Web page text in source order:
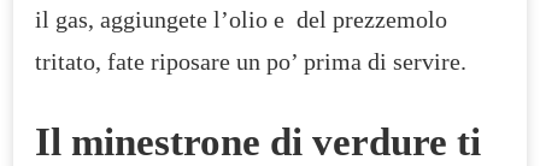
il gas, aggiungete l’olio e del prezzemolo
tritato, fate riposare un po’ prima di servire.
Il minestrone di verdure ti